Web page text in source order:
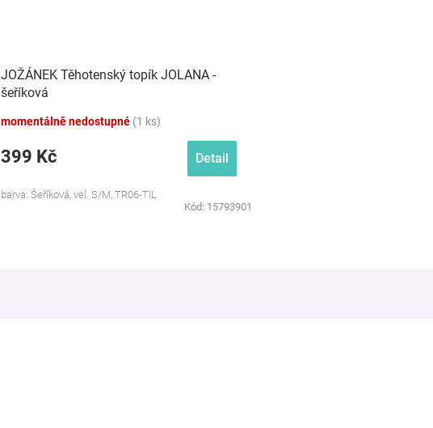
JOŽÁNEK Těhotenský topík JOLANA -
šeříková
momentálně nedostupné (1 ks)
399 Kč Detail
barva: Šeříková, vel. S/M, TR06-TIL
Kód: 15793901